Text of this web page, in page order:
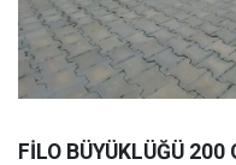
FİLO BÜYÜKLÜĞÜ 200